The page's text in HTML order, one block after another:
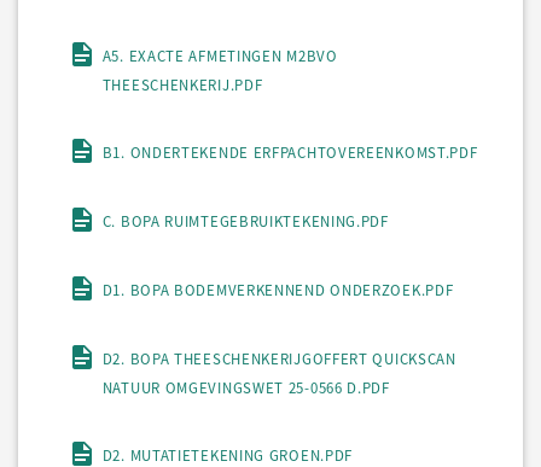
A5. EXACTE AFMETINGEN M2BVO
THEESCHENKERIJ.PDF
B1. ONDERTEKENDE ERFPACHTOVEREENKOMST.PDF
C. BOPA RUIMTEGEBRUIKTEKENING.PDF
D1. BOPA BODEMVERKENNEND ONDERZOEK.PDF
D2. BOPA THEESCHENKERIJGOFFERT QUICKSCAN
NATUUR OMGEVINGSWET 25-0566 D.PDF
D2. MUTATIETEKENING GROEN.PDF